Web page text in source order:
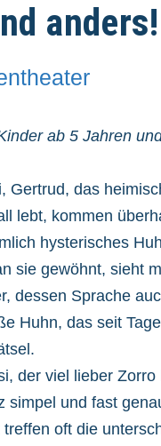
anders!
ab 5 Jahren
Gertrud, das
lebt, kommen
hysterisches
sie gewöhnt, sieht
dessen Sprache
Huhn, das seit
der viel lieber
simpel und fast
oft die